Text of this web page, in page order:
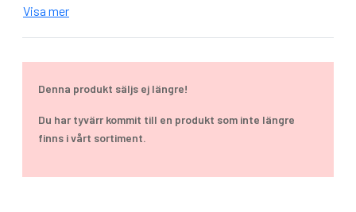
Vikt: 330g/m²
Förstärkning i polyester fram på lår och baktill, som skyddar
En D-ring fram. Benficka med telefonficka, pennficka och
verktygsficka. Tumstocksficka med verktygsficka, pennficka
och knivknapp. Knäskyddsfickor i Cordura®, öppning inifrån och
Visa mer
Denna produkt säljs ej längre!
Du har tyvärr kommit till en produkt som inte längre
finns i vårt sortiment.